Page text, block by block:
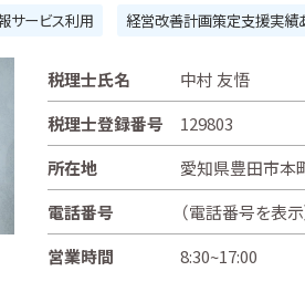
サービス利用 経営改善計画策定支援実績
税理士氏名
中村 友悟
税理士登録番号
129803
所在地
愛知県豊田市本
電話番号
（電話番号を表示
営業時間
8:30~17:00